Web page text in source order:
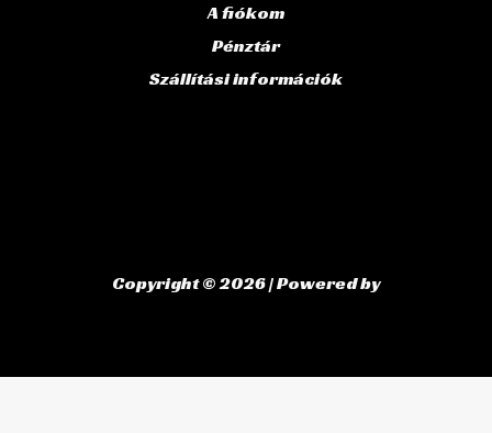
A fiókom
Pénztár
Szállítási információk
Copyright © 2026 | Powered by